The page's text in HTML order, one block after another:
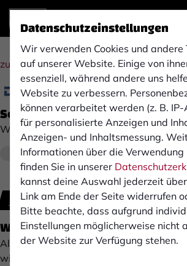
Datenschutzeinstellungen
Wir verwenden Cookies und andere
auf unserer Website. Einige von
essenziell, während andere uns
Website zu verbessern.
können verarbeitet werden (z. B. IP-
für personalisierte Anzeigen und
Anzeigen- und Inhaltsmessung.
Informationen über die Verwendung
finden Sie in unserer
kannst deine Auswahl jederzeit
Link am Ende der Seite widerrufen
Bitte beachte, dass aufgrund
Einstellungen möglicherweise nicht
der Website zur Verfügung stehen.
zur Übersicht
Servicetechniker/-in
Waagen Döhrn GmbH & Co. KG
Ab sofort Wesel Vollzeit
Jetzt bewerben
Waagen Döhrn GmbH & Co. KG
Als Familienunternehmen in der 4.
wichtig, dass du dich wohl fühlst und